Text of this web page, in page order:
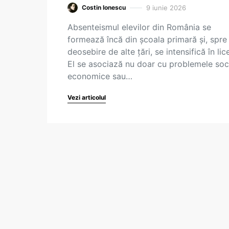
Costin Ionescu 9 iunie 2026
Absenteismul elevilor din România se
formează încă din școala primară și, spre
deosebire de alte țări, se intensifică în
El se asociază nu doar cu problemele
economice sau…
Vezi articolul